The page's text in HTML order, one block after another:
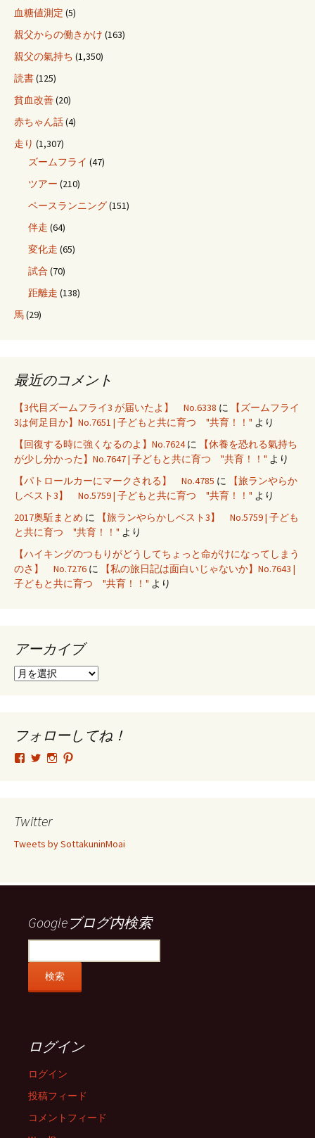
血糖値測定 (5)
親父からの働きかけ (163)
親父の氣持ち (1,350)
読書(125)
貧血改善(20)
赤ちゃん話(4)
走り (1,307)
ズームフライ (47)
ツアー (210)
ペースランニング(151)
伴走 (64)
変化走 (65)
試合 (70)
距離走 (138)
馬(29)
最近のコメント
【3代目ズームフライ3 が届いたよ】 No.6338 に
【ズームフライ
3は何足目か】No.7651 | 子どもと共に育つ "共育！！" より
【回復する時に強くなるのよ】No.7624に
【休養を恐れる氣持ち
が少し分かった】No.7647 | 子どもと共に育つ "共育！！" より
【パトロールカーにマークされる】 No.4785 に
【旅ランやらか
しベスト3】 No.5759 | 子どもと共に育つ "共育！！" より
2017奥駈まとめ に
【旅ランやらかしベスト3】 No.5759 | 子ども
と共に育つ "共育！！" より
【ハイキングのつもりがどうしてちょっと命がけになってしまう
のさ】 No.7276 に
【私の旅日記は面白いじゃないか】No.7643 |
子どもと共に育つ "共育！！" より
アーカイブ
ア
ブ
フォローしてね！
tsutomu.hattori.33
フ
ー
SottakuninMoai
フ
ー
tsutomu.hattori.33
ー ー
示
Twitter
Tweets by SottakuninMoai
Googleブログ内検索
ログイン
ログイン
投稿フィード
コメントフィード